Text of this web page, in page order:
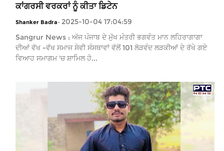
ਕਾਂਗਰਸੀ ਵਰਕਰਾਂ ਨੂੰ ਕੀਤਾ ਡਿਟੇਨ
Shanker Badra- 2025-10-04 17:04:59
Sangrur News : ਅੱਜ ਪੰਜਾਬ ਦੇ ਮੁੱਖ ਮੰਤਰੀ ਭਗਵੰਤ ਮਾਨ ਲਹਿਰਾਗਾਗਾ
ਦੀਆਂ ਵੱਖ -ਵੱਖ ਸਮਾਜ ਸੇਵੀ ਸੰਸਥਾਵਾਂ ਵੱਲੋਂ 101 ਲੋੜਵੰਦ ਲੜਕੀਆਂ ਦੇ ਰੱਖੇ ਗਏ
ਵਿਆਹ ਸਮਾਗਮ 'ਚ ਸ਼ਾਮਿਲ ਹੋ...